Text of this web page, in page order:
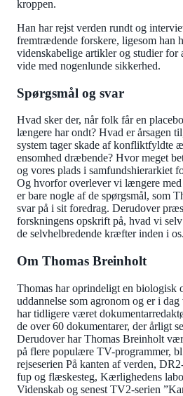
kroppen.
Han har rejst verden rundt og
fremtrædende forskere, ligesom han
videnskabelige artikler og studier for
vide med nogenlunde sikkerhed.
Spørgsmål og svar
Hvad sker der, når folk får en
længere har ondt? Hvad er årsagen
system tager skade af konfliktfyldte
ensomhed dræbende? Hvor meget
og vores plads i samfundshierarkiet
Og hvorfor overlever vi længere
er bare nogle af de spørgsmål, som
svar på i sit foredrag. Derudover
forskningens opskrift på, hvad vi
de selvhelbredende kræfter inden i os.
Om Thomas Breinholt
Thomas har oprindeligt en biologisk
uddannelse som agronom og er i
har tidligere været
de over 60 dokumentarer, der årligt
Derudover har Thomas Breinholt
på flere populære TV-programmer,
rejseserien På kanten af verden,
fup og flæskesteg, Kærlighedens
Videnskab og senest TV2-serien